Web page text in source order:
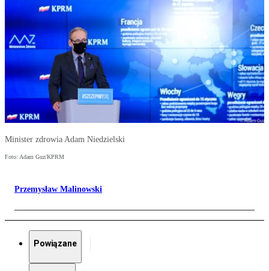
Minister zdrowia Adam Niedzielski
Foto: Adam Guz/KPRM
Przemysław Malinowski
Powiązane